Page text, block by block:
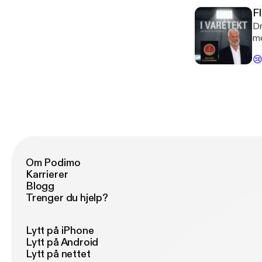
😢
Om Podimo
Karrierer
Blogg
Trenger du hjelp?
Lytt på iPhone
Lytt på Android
Lytt på nettet